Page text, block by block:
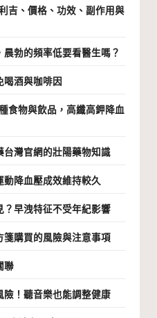
吉、價格、功效、副作用與
勃的頻率低要看醫生嗎？
喝酒與咖啡因
食物與飲品，高纖高鉀降血
灣官網的壯陽藥物知識
降血壓成效維持較久
？早洩特征不受年紀影響
購買的風險與注意事項
聯
險！聽音樂也能調整健康